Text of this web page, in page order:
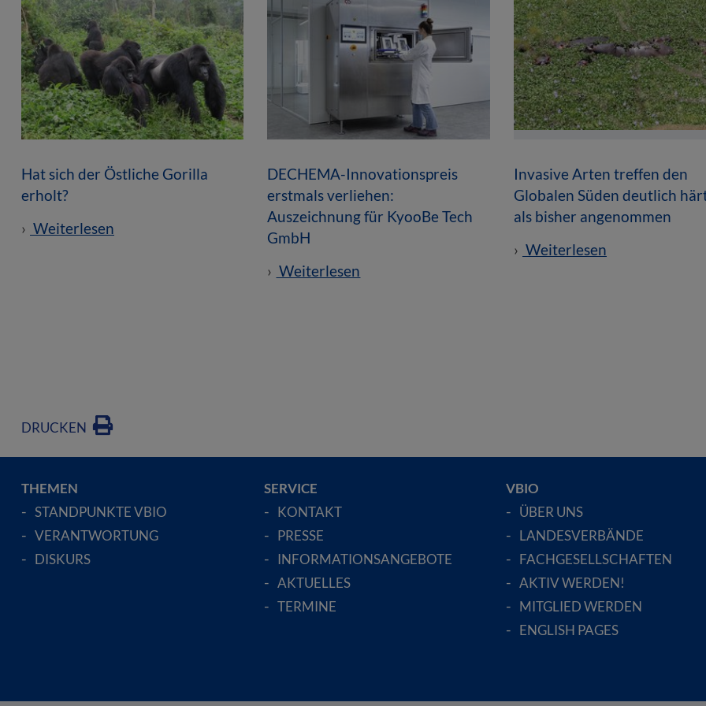
Hat sich der Östliche Gorilla
erholt?
Weiterlesen
DECHEMA-Innovationspreis
erstmals verliehen:
Auszeichnung für KyooBe Tech
GmbH
Weiterlesen
Invasive Arten treffen den
Globalen Süden deutlich
als bisher angenommen
Weiterlesen
DRUCKEN
THEMEN
STANDPUNKTE VBIO
VERANTWORTUNG
DISKURS
SERVICE
KONTAKT
PRESSE
INFORMATIONSANGEBOTE
AKTUELLES
TERMINE
VBIO
ÜBER UNS
LANDESVERBÄNDE
FACHGESELLSCHAFTEN
AKTIV WERDEN!
MITGLIED WERDEN
ENGLISH PAGES